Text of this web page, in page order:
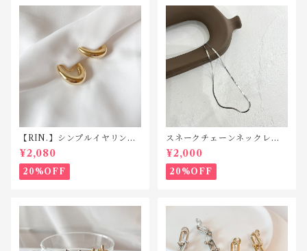
【RIN.】シンプルイヤリン
グ TE002
¥2,080
20%OFF
スネークチェーンネックレス
ステンレス SN011
¥2,000
20%OFF